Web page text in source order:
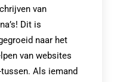
van
Dit is
naar het
van websites
Als iemand